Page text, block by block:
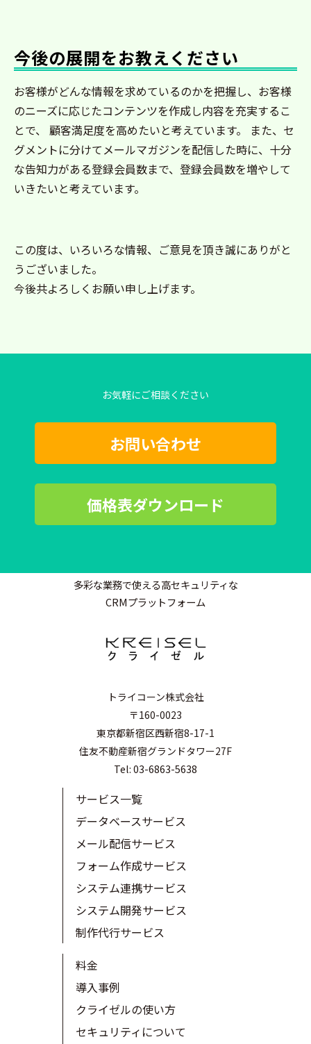
今後の展開をお教えください
お客様がどんな情報を求めているのかを把握し、お客様
のニーズに応じたコンテンツを作成し内容を充実するこ
とで、 顧客満足度を高めたいと考えています。 また、セ
グメントに分けてメールマガジンを配信した時に、十分
な告知力がある登録会員数まで、登録会員数を増やして
いきたいと考えています。
この度は、いろいろな情報、ご意見を頂き誠にありがと
うございました。
今後共よろしくお願い申し上げます。
お気軽にご相談ください
お問い合わせ
価格表ダウンロード
多彩な業務で使える高セキュリティな
CRMプラットフォーム
トライコーン株式会社
〒160-0023
東京都新宿区西新宿8-17-1
住友不動産新宿グランドタワー27F
Tel: 03-6863-5638
サービス一覧
データベースサービス
メール配信サービス
フォーム作成サービス
システム連携サービス
システム開発サービス
制作代行サービス
料金
導入事例
クライゼルの使い方
セキュリティについて